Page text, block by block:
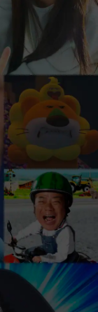
アル